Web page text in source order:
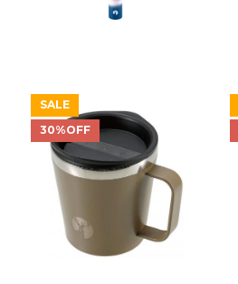
SALE
30%OFF